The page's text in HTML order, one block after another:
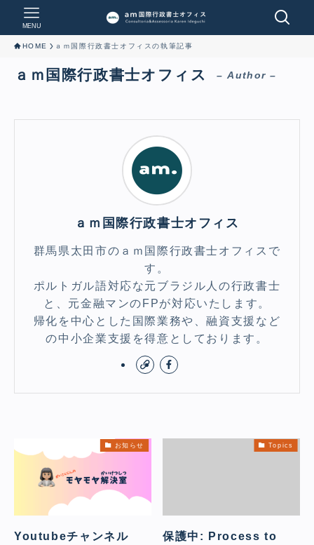
MENU
HOME ａｍ国際行政書士オフィスの執筆記事
ａｍ国際行政書士オフィス – Author –
ａｍ国際行政書士オフィス
群馬県太田市のａｍ国際行政書士オフィスで
す。
ポルトガル語対応な元ブラジル人の行政書士
と、元金融マンのFPが対応いたします。
帰化を中心とした国際業務や、融資支援など
の中小企業支援を得意としております。
お知らせ
Youtubeチャンネル
Topics
保護中: Process to